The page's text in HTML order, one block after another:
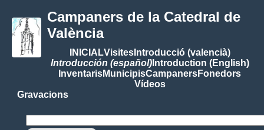
Campaners de la Catedral de
València
INICIALVisitesIntroducció (valencià)
Introducción (español)Introduction (English)
InventarisMunicipisCampanersFonedors
Vídeos
Gravacions